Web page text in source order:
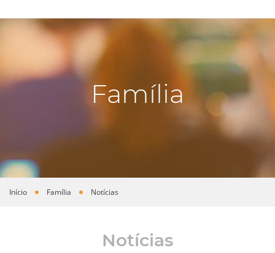
Família
Você está aqui
Início Família Notícias
Notícias